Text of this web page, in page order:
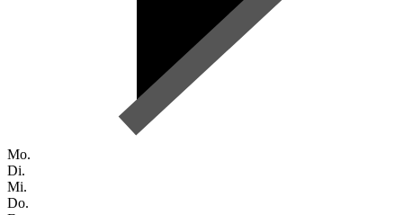
Mo.
Di.
Mi.
Do.